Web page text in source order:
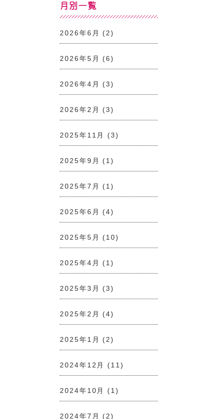
月別一覧
2026年6月 (2)
2026年5月 (6)
2026年4月 (3)
2026年2月 (3)
2025年11月 (3)
2025年9月 (1)
2025年7月 (1)
2025年6月 (4)
2025年5月 (10)
2025年4月 (1)
2025年3月 (3)
2025年2月 (4)
2025年1月 (2)
2024年12月 (11)
2024年10月 (1)
2024年7月 (2)